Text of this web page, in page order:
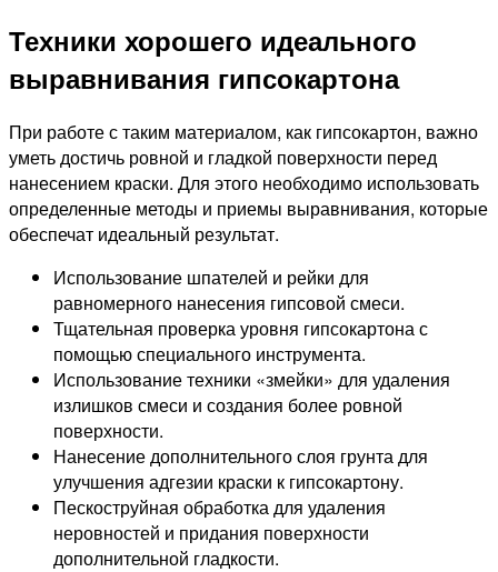
Техники хорошего идеального
выравнивания гипсокартона
При работе с таким материалом, как гипсокартон, важно
уметь достичь ровной и гладкой поверхности перед
нанесением краски. Для этого необходимо использовать
определенные методы и приемы выравнивания, которые
обеспечат идеальный результат.
Использование шпателей и рейки для
равномерного нанесения гипсовой смеси.
Тщательная проверка уровня гипсокартона с
помощью специального инструмента.
Использование техники «змейки» для удаления
излишков смеси и создания более ровной
поверхности.
Нанесение дополнительного слоя грунта для
улучшения адгезии краски к гипсокартону.
Пескоструйная обработка для удаления
неровностей и придания поверхности
дополнительной гладкости.